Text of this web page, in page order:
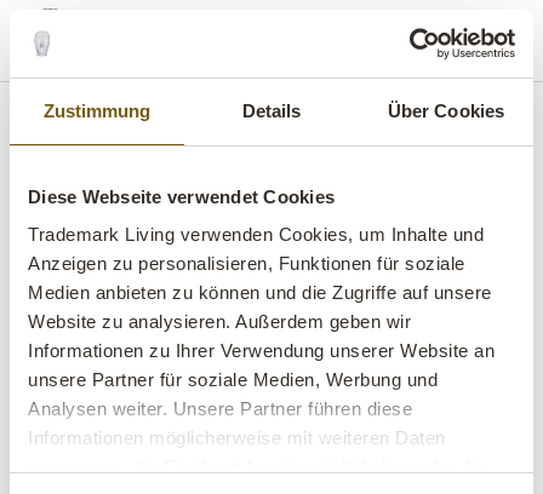
Zustimmung Details Über Cookies
Diese Webseite verwendet Cookies
Trademark Living verwenden Cookies, um Inhalte und
Anzeigen zu personalisieren, Funktionen für soziale
Medien anbieten zu können und die Zugriffe auf unsere
Website zu analysieren. Außerdem geben wir
Informationen zu Ihrer Verwendung unserer Website an
unsere Partner für soziale Medien, Werbung und
Analysen weiter. Unsere Partner führen diese
Informationen möglicherweise mit weiteren Daten
search menu MENU
B2B ONLINE-SHOP B2B LOGIN KONTAKT
MESSEN PRESSE VIRTUELLER SHOWROOM
FAQ IMPRESSUM
VERKAUFS- UND LIEFERBEDINGUNGEN
DATENSCHUTZRICHTLINIE